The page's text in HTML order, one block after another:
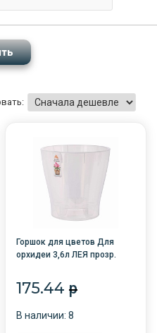
Горшок для цветов Для
орхидеи 3,6л ЛЕЯ прозр.
175.44p
В наличии: 8